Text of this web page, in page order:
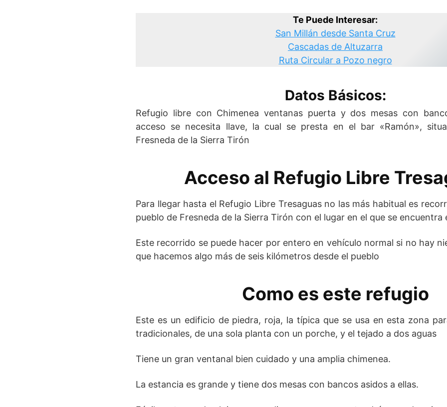
Te Puede Interesar:
San Millán desde Santa Cruz
Cascadas de Altuzarra
Ruta Circular a Pozo negro
Datos Básicos:
Refugio libre con Chimenea ventanas puerta y dos mesas con
acceso se necesita llave, la cual se presta en el bar «Ramón»,
Fresneda de la Sierra Tirón
Acceso al Refugio Libre
Para llegar hasta el Refugio Libre Tresaguas no las más habitual es
pueblo de Fresneda de la Sierra Tirón con el lugar en el que se encuentra
Este recorrido se puede hacer por entero en vehículo normal si no hay
que hacemos algo más de seis kilómetros desde el pueblo
Como es este refugio
Este es un edificio de piedra, roja, la típica que se usa en esta zona
tradicionales, de una sola planta con un porche, y el tejado a dos aguas
Tiene un gran ventanal bien cuidado y una amplia chimenea.
La estancia es grande y tiene dos mesas con bancos asidos a ellas.